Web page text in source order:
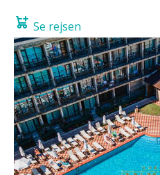
Se rejsen